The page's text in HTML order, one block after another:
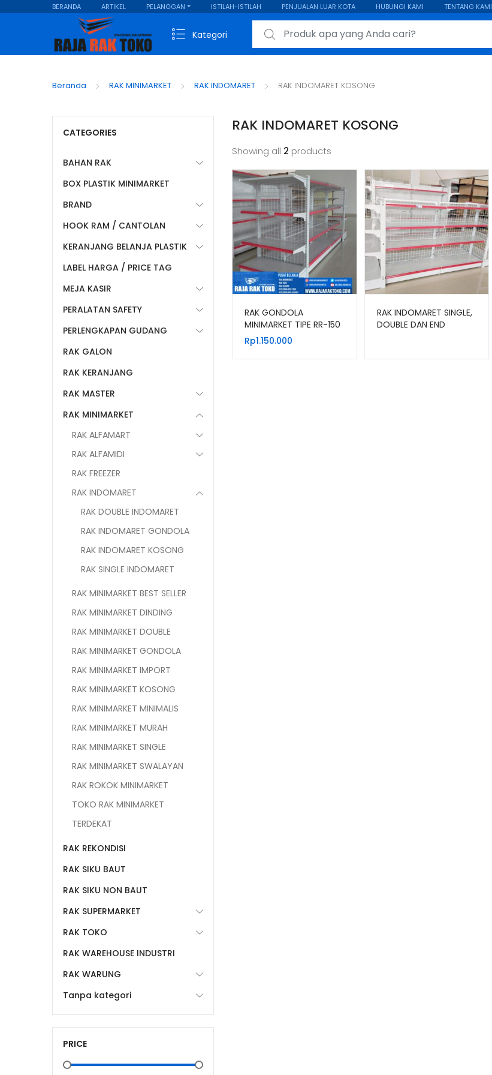
BERANDA ARTIKEL PELANGGAN ISTILAH-ISTILAH PENJUALAN LUAR KOTA HUBUNGI KAMI TENTANG KAMI
Kategori
Search for:
Beranda RAK MINIMARKET RAK INDOMARET RAK INDOMARET KOSONG
RAK INDOMARET KOSONG
Showing all 2 products
RAK GONDOLA
MINIMARKET TIPE RR-150
(Best Seller) RAJARAK
Rp1.150.000
RAK INDOMARET SINGLE,
DOUBLE DAN END
CATEGORIES
BAHAN RAK
BOX PLASTIK MINIMARKET
BRAND
HOOK RAM / CANTOLAN
KERANJANG BELANJA PLASTIK
LABEL HARGA / PRICE TAG
MEJA KASIR
PERALATAN SAFETY
PERLENGKAPAN GUDANG
RAK GALON
RAK KERANJANG
RAK MASTER
RAK MINIMARKET
RAK ALFAMART
RAK ALFAMIDI
RAK FREEZER
RAK INDOMARET
RAK DOUBLE INDOMARET
RAK INDOMARET GONDOLA
RAK INDOMARET KOSONG
RAK SINGLE INDOMARET
RAK MINIMARKET BEST SELLER
RAK MINIMARKET DINDING
RAK MINIMARKET DOUBLE
RAK MINIMARKET GONDOLA
RAK MINIMARKET IMPORT
RAK MINIMARKET KOSONG
RAK MINIMARKET MINIMALIS
RAK MINIMARKET MURAH
RAK MINIMARKET SINGLE
RAK MINIMARKET SWALAYAN
RAK ROKOK MINIMARKET
TOKO RAK MINIMARKET
TERDEKAT
RAK REKONDISI
RAK SIKU BAUT
RAK SIKU NON BAUT
RAK SUPERMARKET
RAK TOKO
RAK WAREHOUSE INDUSTRI
RAK WARUNG
Tanpa kategori
PRICE